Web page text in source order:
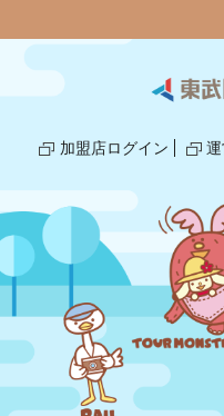
加盟店ログイン